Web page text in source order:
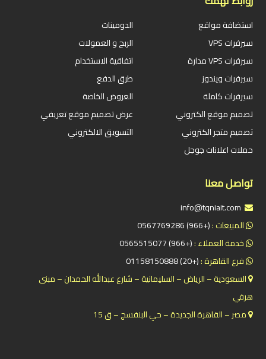
استضافة مواقع
سيرفرات VPS
سيرفرات VPS مدارة
سيرفرات ويندوز
سيرفرات كاملة
تصميم موقع الكتروني
تصميم متجر الكتروني
حملات اعلانات جوجل
الدومينات
الربح و العمولات
اتفاقية الاستخدام
طرق الدفع
العروض الخاصة
عرض تصميم موقع تعريفي
التسويق الالكتروني
تواصل معنا
المبيعات :(+966) 0567769286
خدمة العملاء :(+966) 0565515077
فرع القاهرة :(+20) 01158150888
السعودية – الرياض – السليمانية – شارع عبدالله الحمدان – مبنى
هرفي
مصر – القاهرة الجديدة – حي البنفسج – ق 15